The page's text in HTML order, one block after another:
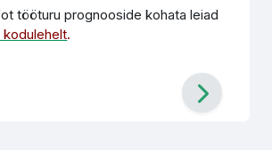
tööturu prognooside kohata leiad
kodulehelt.